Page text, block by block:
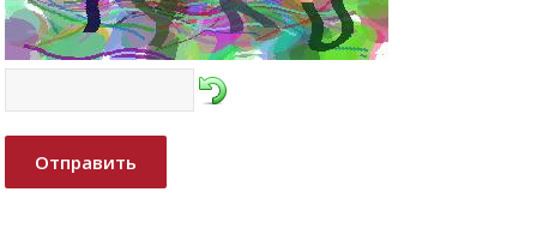
Отправить